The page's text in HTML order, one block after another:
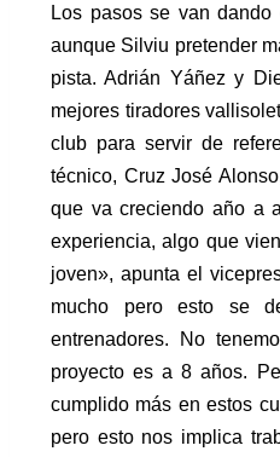
Los pasos se van
aunque Silviu pretender
pista. Adrián Yáñez y
mejores tiradores
club para servir de
técnico, Cruz José
que va creciendo año a
experiencia, algo que
joven», apunta el
mucho pero esto se
entrenadores. No
proyecto es a 8 años.
cumplido más en estos
pero esto nos implica